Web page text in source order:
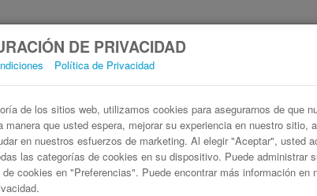
DE PRIVACIDAD
Política de Privacidad
de los sitios web, utilizamos cookies para asegurarnos de que
manera que usted espera, mejorar su experiencia en nuestro sitio,
en nuestros esfuerzos de marketing. Al elegir "Aceptar", usted
las categorías de cookies en su dispositivo. Puede administrar
cookies en "Preferencias". Puede encontrar más información en
Aeropuerto de Beauvais-Tillé (BVA)